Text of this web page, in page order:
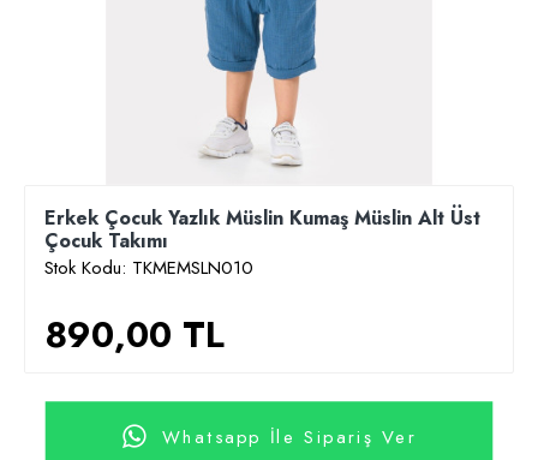
Erkek Çocuk Yazlık Müslin Kumaş Müslin Alt Üst
Çocuk Takımı
Stok Kodu: TKMEMSLN010
890,00 TL
Whatsapp İle Sipariş Ver